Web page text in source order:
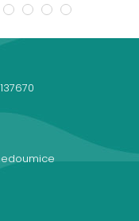
9 10 11 12